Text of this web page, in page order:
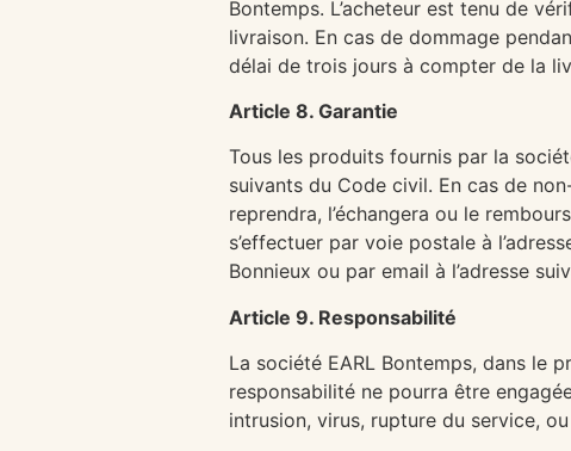
Bontemps. L’acheteur est tenu de
livraison. En cas de dommage
délai de trois jours à compter de la
Article 8. Garantie
Tous les produits fournis par la
suivants du Code civil. En cas de
reprendra, l’échangera ou le
s’effectuer par voie postale à
Bonnieux ou par email à l’adresse
Article 9. Responsabilité
La société EARL Bontemps, dans le
responsabilité ne pourra être
intrusion, virus, rupture du service,